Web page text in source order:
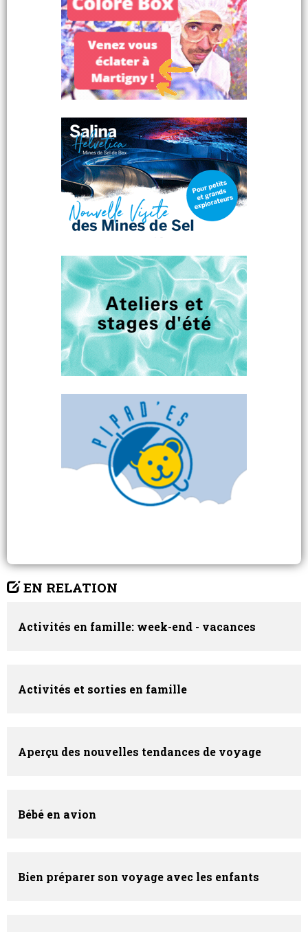
EN RELATION
Activités en famille: week-end - vacances
Activités et sorties en famille
Aperçu des nouvelles tendances de voyage
Bébé en avion
Bien préparer son voyage avec les enfants